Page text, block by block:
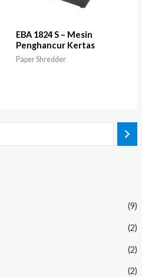
(9)
(2)
(2)
(2)
EBA 1824 S – Mesin
Penghancur Kertas
Paper Shredder